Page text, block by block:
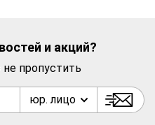
и акций?
пропустить
юр. лицо